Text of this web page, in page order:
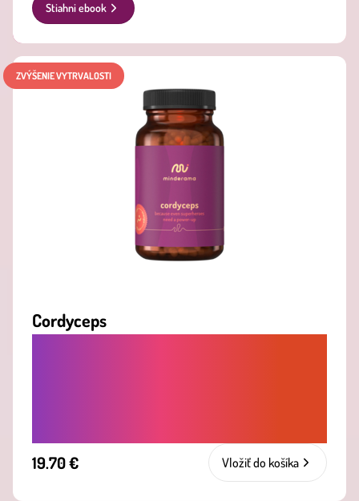
Stiahni ebook
ZVÝŠENIE VYTRVALOSTI
Cordyceps
19.70 € Vložiť do košíka